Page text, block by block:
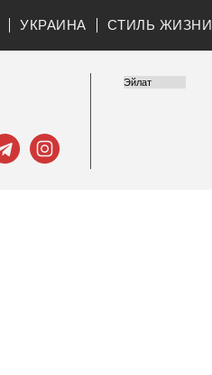
УКРАИНА СТИЛЬ ЖИЗНИ